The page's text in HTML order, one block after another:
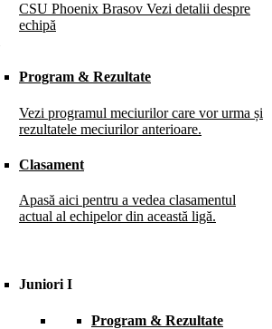
CSU Phoenix Brasov Vezi detalii despre
echipă
Program & Rezultate
Vezi programul meciurilor care vor urma și
rezultatele meciurilor anterioare.
Clasament
Apasă aici pentru a vedea clasamentul
actual al echipelor din această ligă.
Juniori I
Program & Rezultate